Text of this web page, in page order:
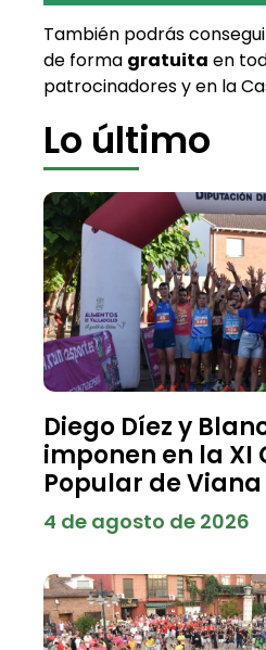
También podrás
de forma gratuita en
patrocinadores y en la
Lo último
Diego Díez y
imponen en la XI
Popular de Viana
4 de agosto de 2026